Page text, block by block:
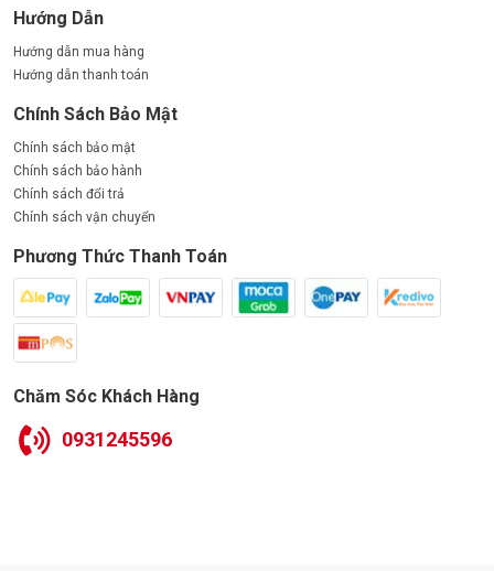
Hướng Dẫn
Hướng dẫn mua hàng
Hướng dẫn thanh toán
Chính Sách Bảo Mật
Chính sách bảo mật
Chính sách bảo hành
Chính sách đổi trả
Chính sách vận chuyển
Phương Thức Thanh Toán
Chăm Sóc Khách Hàng
0931245596